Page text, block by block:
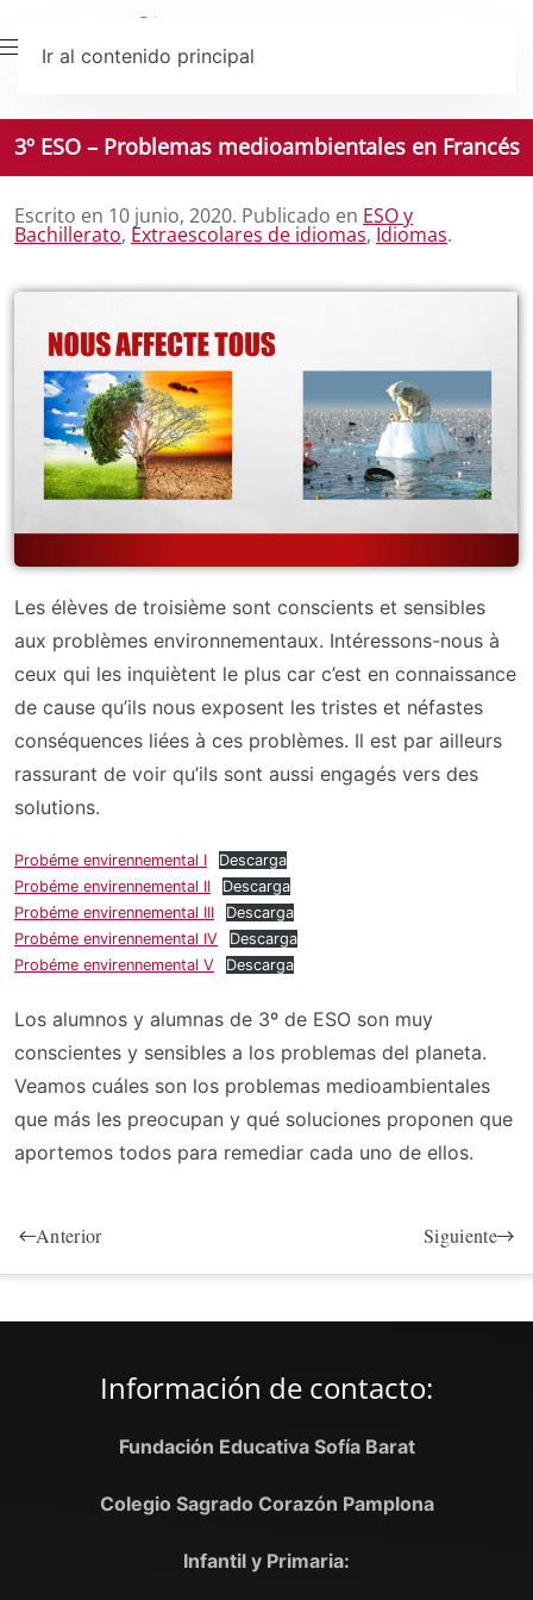
Ir al contenido principal
3º ESO – Problemas medioambientales en Francés
Escrito en 10 junio, 2020. Publicado en ESO y
Bachillerato, Extraescolares de idiomas, Idiomas.
Les élèves de troisième sont conscients et sensibles
aux problèmes environnementaux. Intéressons-nous à
ceux qui les inquiètent le plus car c’est en connaissance
de cause qu’ils nous exposent les tristes et néfastes
conséquences liées à ces problèmes. Il est par ailleurs
rassurant de voir qu’ils sont aussi engagés vers des
solutions.
Probéme envirennemental I
Descarga
Probéme envirennemental II
Descarga
Probéme envirennemental III
Descarga
Probéme envirennemental IV
Descarga
Probéme envirennemental V
Descarga
Los alumnos y alumnas de 3º de ESO son muy
conscientes y sensibles a los problemas del planeta.
Veamos cuáles son los problemas medioambientales
que más les preocupan y qué soluciones proponen que
aportemos todos para remediar cada uno de ellos.
Anterior Siguiente
Información de contacto:
Fundación Educativa Sofía Barat
Colegio Sagrado Corazón Pamplona
Infantil y Primaria: